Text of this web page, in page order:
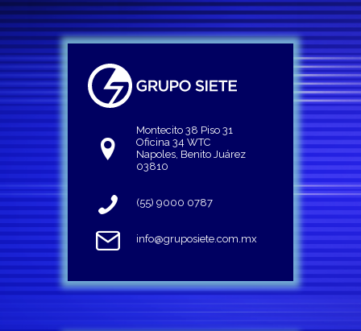
Montecito 38 Piso 31
Oficina 34 WTC
Napoles, Benito Juárez
03810
(55) 9000 0787
info@gruposiete.com.mx